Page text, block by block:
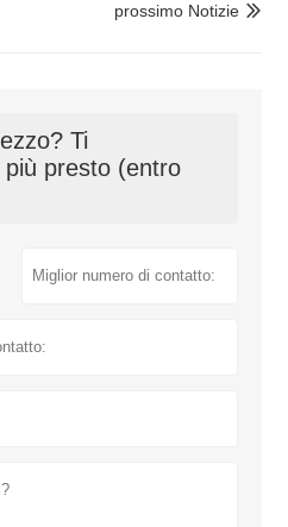

prossimo Notizie
Ti
presto (entro